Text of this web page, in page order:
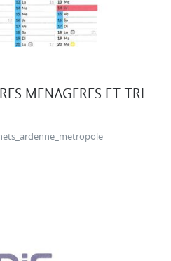
MENAGERES ET TRI